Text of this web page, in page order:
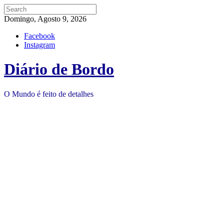
Domingo, Agosto 9, 2026
Facebook
Instagram
Diário de Bordo
O Mundo é feito de detalhes